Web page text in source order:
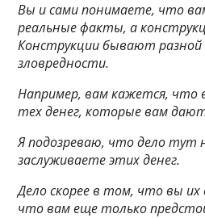
Вы и сами понимаете, что
реальные факты, а
Конструкции бывают разной
зловредности.
Например, вам кажется, что
тех денег, которые вам
Я подозреваю, что дело тут
заслуживаете этих денег.
Дело скорее в том, что вы их
что вам еще только